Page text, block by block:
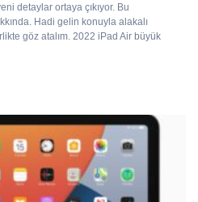
detaylar ortaya çıkıyor. Bu
Hadi gelin konuyla alakalı
göz atalım. 2022 iPad Air büyük